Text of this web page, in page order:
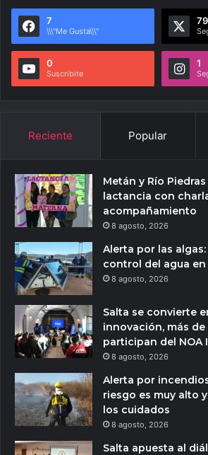
7
\\\"Me Gusta\\\"
79
0
Suscribite
1
Reciente Popular
Metán y Río
lactancia con
acompañamiento
8 agosto, 2026
Alerta por las
control del agua en
8 agosto, 2026
Salta se convierte
innovación, más
participan del NOA
8 agosto, 2026
Alerta por
riesgo es muy alto
los cuidados
8 agosto, 2026
Salta apuesta al